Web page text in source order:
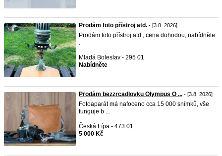
Prodám foto přístroj atd. - [3.8. 2026]
Prodám foto přístroj atd., cena dohodou, nabídněte
.
Mladá Boleslav - 295 01
Nabídněte
Prodám bezzrcadlovku Olympus O ... - [3.8. 2026]
Fotoaparát má nafoceno cca 15 000 snímků, vše
funguje b ...
Česká Lípa - 473 01
5 000 Kč